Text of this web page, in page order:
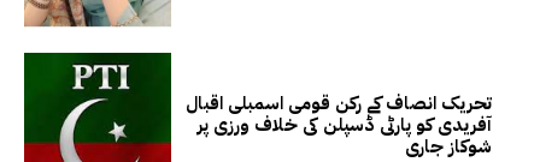
تحریک انصاف کے رکن قومی اسمبلی اقبال
آفریدی کو پارٹی ڈسپلن کی خلاف ورزی پر
شوکاز جاری